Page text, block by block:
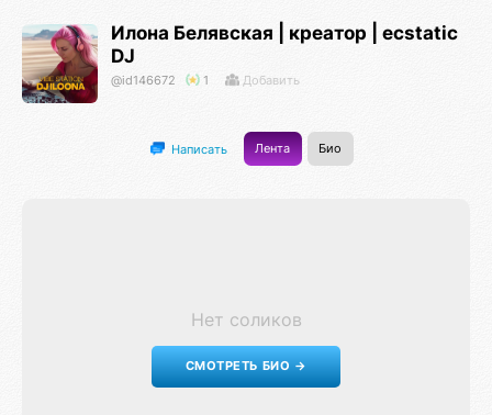
Илона Белявская | креатор | ecstatic
DJ
@id146672 1 Добавить
Написать Лента Био
Нет соликов
СМОТРЕТЬ БИО →